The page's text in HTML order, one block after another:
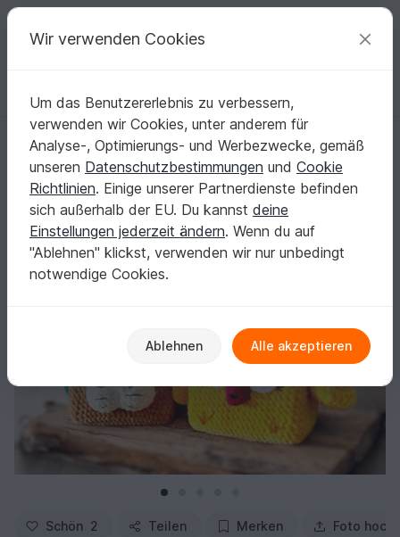
Deine kreativen Ideen
Deutsch | € (EUR) einloggen Kostenlos registrieren
Startseite Häkeln Festlichkeiten Ostern
Sparset Taschentuchboxen Hase und Küken mit Taschen,
Sparset Taschentuchboxen Hase und Küken
mit Taschen, Häkelanleitungen
Schön 2 Teilen Merken Foto
Wir verwenden Cookies
Um das Benutzererlebnis zu verbessern,
verwenden wir Cookies, unter anderem für
Analyse-, Optimierungs- und Werbezwecke, gemäß
unseren Datenschutzbestimmungen und Cookie
Richtlinien. Einige unserer Partnerdienste befinden
sich außerhalb der EU. Du kannst deine
Einstellungen jederzeit ändern. Wenn du auf
"Ablehnen" klickst, verwenden wir nur unbedingt
notwendige Cookies.
Ablehnen Alle akzeptieren